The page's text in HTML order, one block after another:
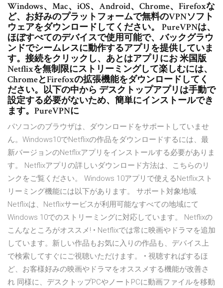
Windows、Mac、iOS、Android、Chrome、Firefoxな
ど、お好みのプラットフォームで無料のVPNソフト
ウェアをダウンロードしてください。 PureVPNは、
ほぼすべてのデバイスで使用可能で、バックグラウ
ンドでシームレスに動作するアプリを提供していま
す。接続をクリックし、あとはアプリにお 米国版
Netflixを無制限にストリーミングして楽しむには、
ChromeとFirefoxの拡張機能をダウンロードしてく
ださい。以下の中から デスクトップアプリは手動で
設定する必要がないため、簡単にインストールでき
ます。PureVPNに
パソコンのブラウザは、ダウンロードをサポートしていませ
ん。Windows10でNetflixの作品をダウンロードするには、最
新バージョンのNetflixアプリをインストールする必要がありま
す。 Netflixアプリの詳しいダウンロード方法は、こちらのリ
ンクをご覧ください。 Windows 10アプリで使えるNetflixスト
リーミング機能には以下があります。 サポート対象地域.
Netflixは、Netflixサービスが利用可能なすべての地域にて
Windows 10でのストリーミングに対応しています。 Netflixの
こんなところがオススメ! • Netflixでは常に映画やドラマを追加
しています。新しい作品もお気に入りの作品も、デバイス上
で検索してすぐにご視聴いただけます。 • 視聴すればするほ
ど、お客様好みの映画やドラマをオススメする機能が改善さ
れ 同様に、デスクトップPCやノートPCに動画ファイルを移動